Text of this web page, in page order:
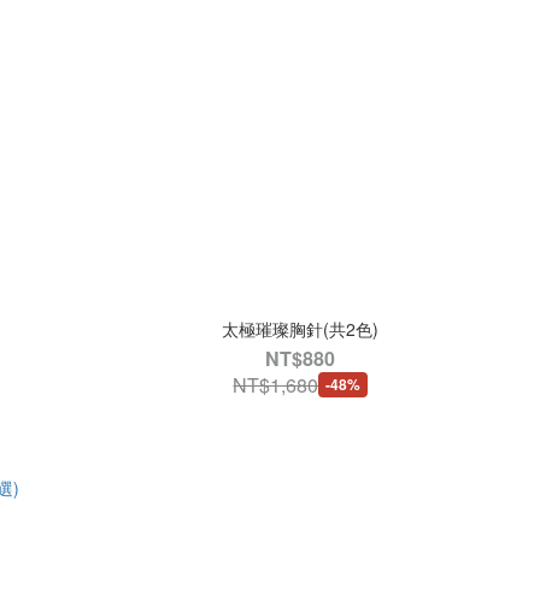
太極璀璨胸針(共2色)
NT$880
NT$1,680 -48%